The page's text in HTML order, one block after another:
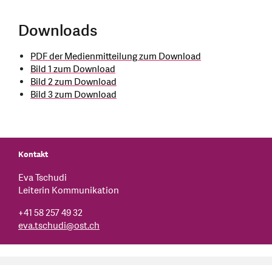
Downloads
PDF der Medienmitteilung zum Download
Bild 1 zum Download
Bild 2 zum Download
Bild 3 zum Download
Kontakt
Eva Tschudi
Leiterin Kommunikation
+41 58 257 49 32
eva.tschudi@ost.ch